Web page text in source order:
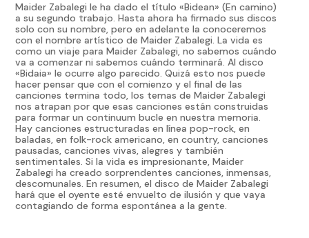
Maider Zabalegi le ha dado el título «Bidean» (En camino)
a su segundo trabajo. Hasta ahora ha firmado sus discos
solo con su nombre, pero en adelante la conoceremos
con el nombre artístico de Maider Zabalegi. La vida es
como un viaje para Maider Zabalegi, no sabemos cuándo
va a comenzar ni sabemos cuándo terminará. Al disco
«Bidaia» le ocurre algo parecido. Quizá esto nos puede
hacer pensar que con el comienzo y el final de las
canciones termina todo, los temas de Maider Zabalegi
nos atrapan por que esas canciones están construidas
para formar un continuum bucle en nuestra memoria.
Hay canciones estructuradas en línea pop-rock, en
baladas, en folk-rock americano, en country, canciones
pausadas, canciones vivas, alegres y también
sentimentales. Si la vida es impresionante, Maider
Zabalegi ha creado sorprendentes canciones, inmensas,
descomunales. En resumen, el disco de Maider Zabalegi
hará que el oyente esté envuelto de ilusión y que vaya
contagiando de forma espontánea a la gente.